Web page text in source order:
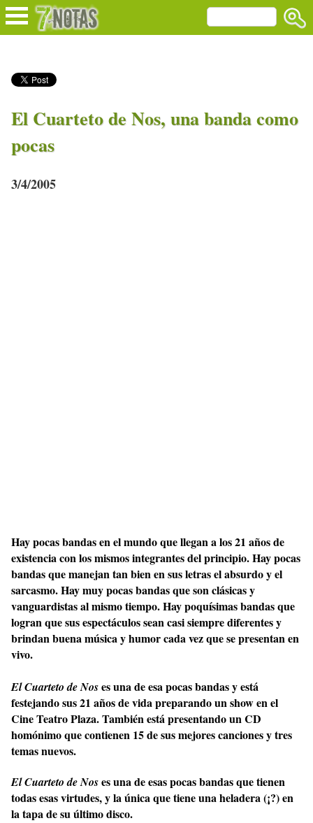
El Cuarteto de Nos, una banda como
pocas
3/4/2005
Hay pocas bandas en el mundo que llegan a los 21 años de
existencia con los mismos integrantes del principio. Hay pocas
bandas que manejan tan bien en sus letras el absurdo y el
sarcasmo. Hay muy pocas bandas que son clásicas y
vanguardistas al mismo tiempo. Hay poquísimas bandas que
logran que sus espectáculos sean casi siempre diferentes y
brindan buena música y humor cada vez que se presentan en
vivo.
El Cuarteto de Noses una de esa pocas bandas y está
festejando sus 21 años de vida preparando un show en el
Cine Teatro Plaza. También está presentando un CD
homónimo que contienen 15 de sus mejores canciones y tres
temas nuevos.
El Cuarteto de Noses una de esas pocas bandas que tienen
todas esas virtudes, y la única que tiene una heladera (¡?) en
la tapa de su último disco.